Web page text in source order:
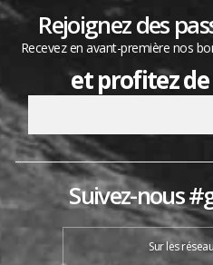
Rejoignez des
Recevez en avant-première nos
et profitez
Suivez-nous
Sur les